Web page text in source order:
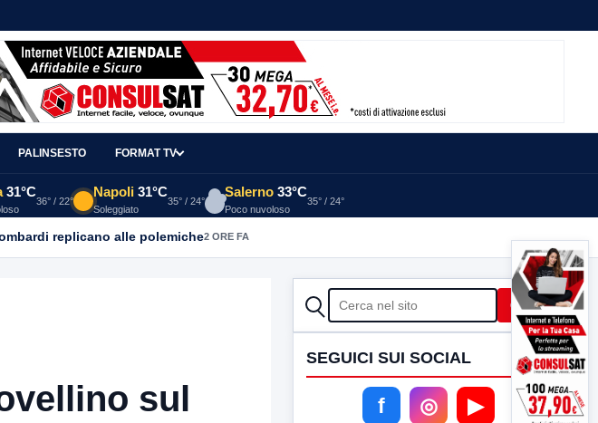
PALINSESTO FORMAT TV
31°C
36° / 22°
Napoli 31°C
Soleggiato
35° / 24°
Salerno 33°C
Poco nuvoloso
35° / 24°
replicano alle polemiche2 ORE FA
sul
CERCA Cerca
SEGUICI SUI SOCIAL
f ◎ ▶